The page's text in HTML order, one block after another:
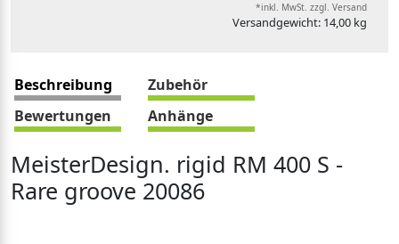
*inkl. MwSt. zzgl. Versand
Versandgewicht: 14,00 kg
Beschreibung
Zubehör
Bewertungen
Anhänge
MeisterDesign. rigid RM 400 S -
Rare groove 20086